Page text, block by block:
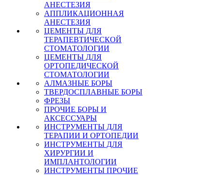
АНЕСТЕЗИЯ
АППЛИКАЦИОННАЯ
АНЕСТЕЗИЯ
ЦЕМЕНТЫ ДЛЯ
ТЕРАПЕВТИЧЕСКОЙ
СТОМАТОЛОГИИ
ЦЕМЕНТЫ ДЛЯ
ОРТОПЕДИЧЕСКОЙ
СТОМАТОЛОГИИ
АЛМАЗНЫЕ БОРЫ
ТВЕРДОСПЛАВНЫЕ БОРЫ
ФРЕЗЫ
ПРОЧИЕ БОРЫ И
АКСЕССУАРЫ
ИНСТРУМЕНТЫ ДЛЯ
ТЕРАПИИ И ОРТОПЕДИИ
ИНСТРУМЕНТЫ ДЛЯ
ХИРУРГИИ И
ИМПЛАНТОЛОГИИ
ИНСТРУМЕНТЫ ПРОЧИЕ